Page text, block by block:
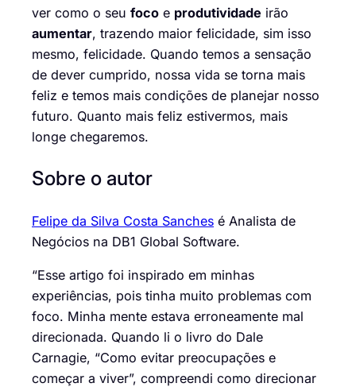
ver como o seu foco e produtividade irão
aumentar, trazendo maior felicidade, sim isso
mesmo, felicidade. Quando temos a sensação
de dever cumprido, nossa vida se torna mais
feliz e temos mais condições de planejar nosso
futuro. Quanto mais feliz estivermos, mais
longe chegaremos.
Sobre o autor
Felipe da Silva Costa Sanches é Analista de
Negócios na DB1 Global Software.
“Esse artigo foi inspirado em minhas
experiências, pois tinha muito problemas com
foco. Minha mente estava erroneamente mal
direcionada. Quando li o livro do Dale
Carnagie, “Como evitar preocupações e
começar a viver”, compreendi como direcionar